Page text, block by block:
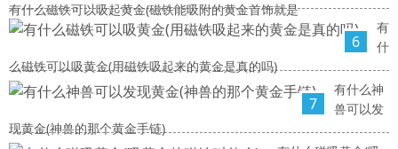
有什么磁铁可以吸起黄金(磁铁能吸附的黄金首饰就是
6
有
什
么磁铁可以吸黄金(用磁铁吸起来的黄金是真的吗)
7
有什么神
兽可以发
现黄金(神兽的那个黄金手链)